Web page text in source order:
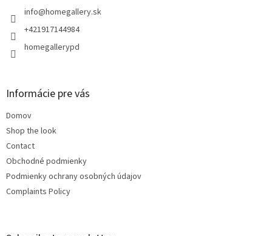
info@homegallery.sk
+421917144984
homegallerypd
Informácie pre vás
Domov
Shop the look
Contact
Obchodné podmienky
Podmienky ochrany osobných údajov
Complaints Policy